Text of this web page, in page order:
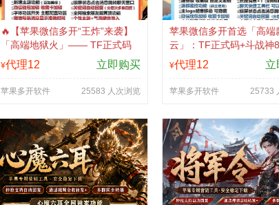
🔥【苹果微信多开“王炸”来袭】
「高端地狱火」—— TF正式码
+斗战神8073包，7天退换，安全
防封，多开自由触手可及！
¥代理12 立即购买
苹果多开软件 25583 人次浏览
苹果微信多开首选「高端
云」：TF正式码+斗战神
包，7天退换认准拍拍卡
商城
¥代理12 立
苹果多开软件 25733